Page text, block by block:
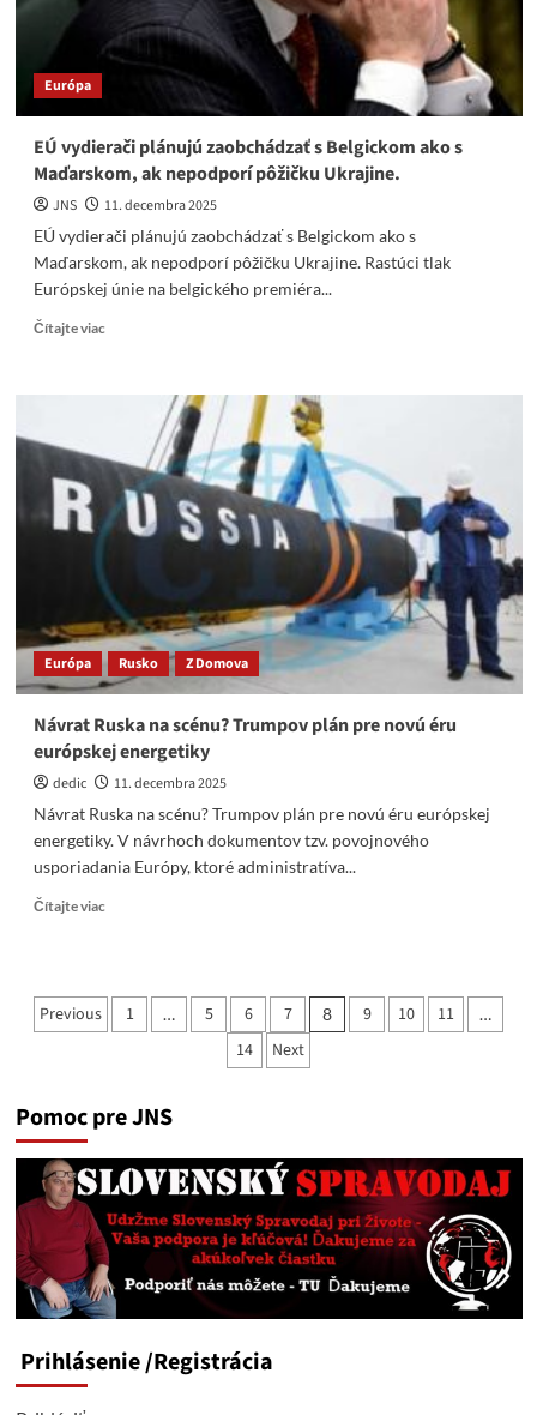
Ukrajine
Európa
EÚ vydierači plánujú zaobchádzať s Belgickom ako s
Maďarskom, ak nepodporí pôžičku Ukrajine.
JNS
11. decembra 2025
EÚ vydierači plánujú zaobchádzať s Belgickom ako s
Maďarskom, ak nepodporí pôžičku Ukrajine. Rastúci tlak
Európskej únie na belgického premiéra...
Čítajte viacRead
zaobchádzať
Belgickom
ako
Maďarskom,
ak
nepodporí
pôžičku
Ukrajine.
Európa Rusko Z Domova
Návrat Ruska na scénu? Trumpov plán pre novú éru
európskej energetiky
dedic
11. decembra 2025
Návrat Ruska na scénu? Trumpov plán pre novú éru európskej
energetiky. V návrhoch dokumentov tzv. povojnového
usporiadania Európy, ktoré administratíva...
Čítajte viacRead
Ruska
pre
novú
európskej
energetiky
Stránkovanie
Previous 1 … 5 6 7 8 9 10 11 …
14 Next
Pomoc pre JNS
Prihlásenie/Registrácia